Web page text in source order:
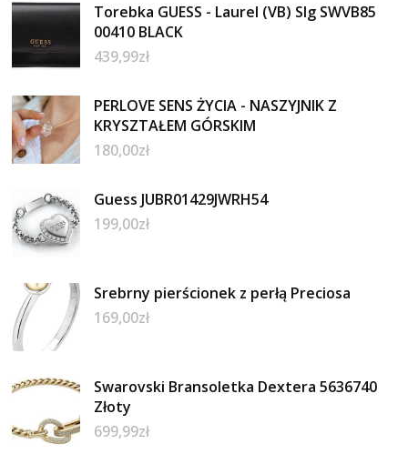
Torebka GUESS - Laurel (VB) Slg SWVB85
00410 BLACK
439,99zł
PERLOVE SENS ŻYCIA - NASZYJNIK Z
KRYSZTAŁEM GÓRSKIM
180,00zł
Guess JUBR01429JWRH54
199,00zł
Srebrny pierścionek z perłą Preciosa
169,00zł
Swarovski Bransoletka Dextera 5636740
Złoty
699,99zł